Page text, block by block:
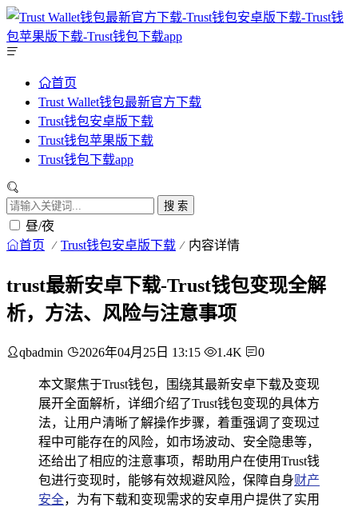
首页
Trust Wallet钱包最新官方下载
Trust钱包安卓版下载
Trust钱包苹果版下载
Trust钱包下载app
搜 索
昼/夜
首页 Trust钱包安卓版下载 内容详情
trust最新安卓下载-Trust钱包变现全解
析，方法、风险与注意事项
qbadmin 2026年04月25日 13:15 1.4K 0
本文聚焦于Trust钱包，围绕其最新安卓下载及变现
展开全面解析，详细介绍了Trust钱包变现的具体方
法，让用户清晰了解操作步骤，着重强调了变现过
程中可能存在的风险，如市场波动、安全隐患等，
还给出了相应的注意事项，帮助用户在使用Trust钱
包进行变现时，能够有效规避风险，保障自身财产
安全，为有下载和变现需求的安卓用户提供了实用